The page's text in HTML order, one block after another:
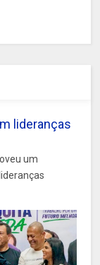
lideranças
um